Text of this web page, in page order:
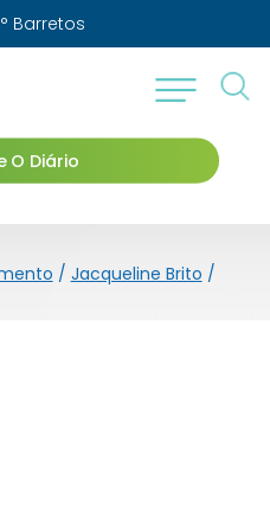
° Barretos
O Diário
/ Jacqueline Brito /